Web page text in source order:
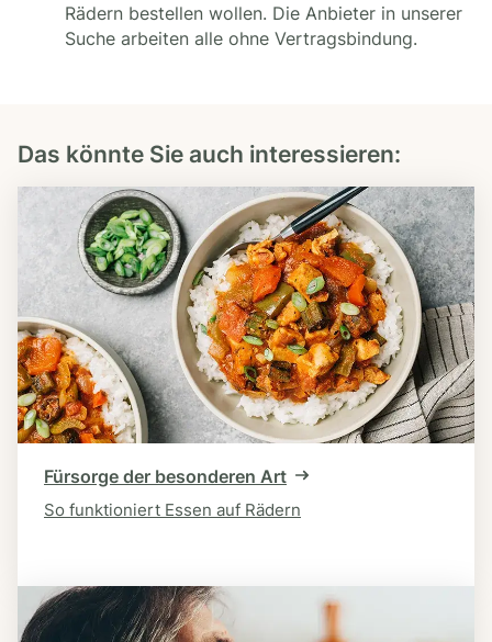
Rädern bestellen wollen. Die Anbieter in unserer
Suche arbeiten alle ohne Vertragsbindung.
Das könnte Sie auch interessieren:
Fürsorge der besonderen Art
So funktioniert Essen auf Rädern